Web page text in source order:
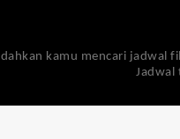
kamu mencari jadwal
Jadwal